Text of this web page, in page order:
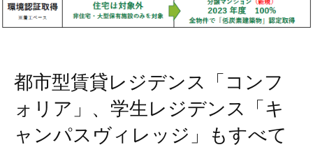
都市型賃貸レジデンス「コンフ
ォリア」、学生レジデンス「キ
ャンパスヴィレッジ」もすべて